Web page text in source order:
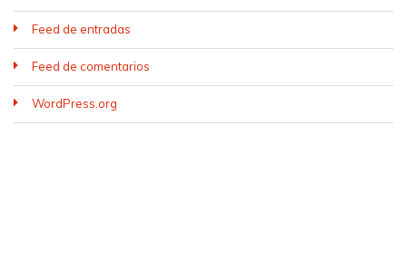
Feed de entradas
Feed de comentarios
WordPress.org